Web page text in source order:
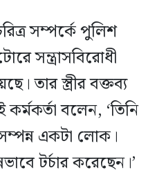
সম্পর্কে পুলিশ
সন্ত্রাসবিরোধী
তার স্ত্রীর বক্তব্য
বলেন, ‘তিনি
একটা লোক।
টর্চার করেছেন।’